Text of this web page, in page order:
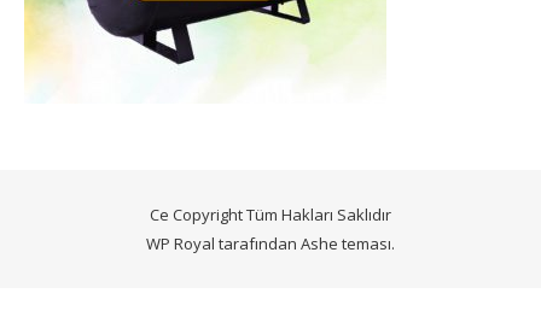
Ce Copyright Tüm Hakları Saklıdır
WP Royal tarafından Ashe teması.